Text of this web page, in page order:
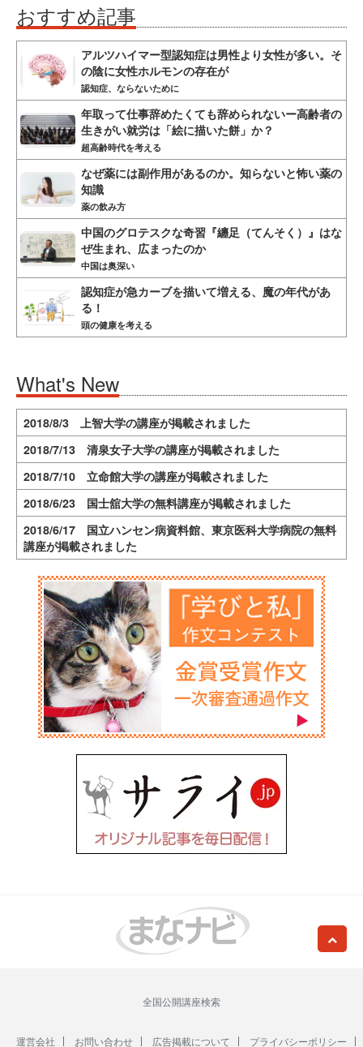
おすすめ記事
アルツハイマー型認知症は男性より女性が多い。そ
の陰に女性ホルモンの存在が
認知症、ならないために
年取って仕事辞めたくても辞められないー高齢者の
生きがい就労は「絵に描いた餅」か？
超高齢時代を考える
なぜ薬には副作用があるのか。知らないと怖い薬の
知識
薬の飲み方
中国のグロテスクな奇習『纏足（てんそく）』はな
ぜ生まれ、広まったのか
中国は奥深い
認知症が急カーブを描いて増える、魔の年代があ
る！
頭の健康を考える
What's New
2018/8/3 上智大学の講座が掲載されました
2018/7/13 清泉女子大学の講座が掲載されました
2018/7/10 立命館大学の講座が掲載されました
2018/6/23 国士舘大学の無料講座が掲載されました
2018/6/17 国立ハンセン病資料館、東京医科大学病院の無料
講座が掲載されました
全国公開講座検索
運営会社 お問い合わせ 広告掲載について プライバシーポリシー